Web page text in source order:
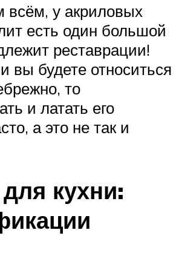
всём, у акриловых
есть один большой
реставрации!
вы будете относиться
то
и латать его
а это не так и
кухни: